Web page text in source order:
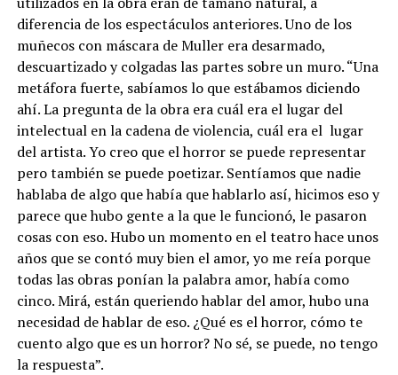
diferencia de los espectáculos anteriores. Uno de los
muñecos con máscara de Muller era desarmado,
descuartizado y colgadas las partes sobre un muro. “Una
metáfora fuerte, sabíamos lo que estábamos diciendo
ahí. La pregunta de la obra era cuál era el lugar del
intelectual en la cadena de violencia, cuál era el lugar
del artista. Yo creo que el horror se puede representar
pero también se puede poetizar. Sentíamos que nadie
hablaba de algo que había que hablarlo así, hicimos eso y
parece que hubo gente a la que le funcionó, le pasaron
cosas con eso. Hubo un momento en el teatro hace unos
años que se contó muy bien el amor, yo me reía porque
todas las obras ponían la palabra amor, había como
cinco. Mirá, están queriendo hablar del amor, hubo una
necesidad de hablar de eso. ¿Qué es el horror, cómo te
cuento algo que es un horror? No sé, se puede, no tengo
la respuesta”.